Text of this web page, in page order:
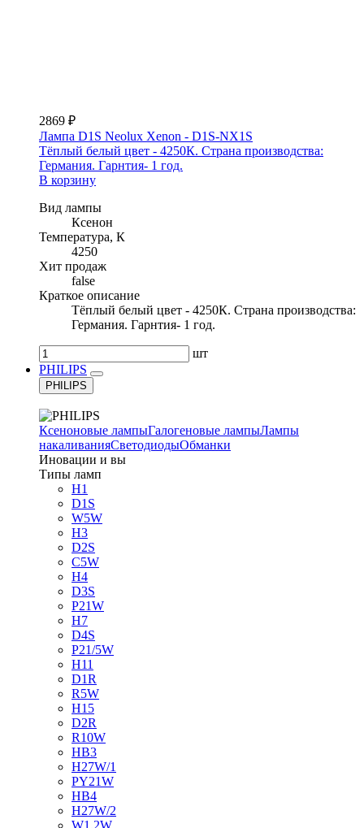
2869 ₽
Лампа D1S Neolux Xenon - D1S-NX1S
Тёплый белый цвет - 4250К. Страна производства:
Германия. Гарнтия- 1 год.
В корзину
Вид лампы
Ксенон
Температура, К
4250
Хит продаж
false
Краткое описание
Тёплый белый цвет - 4250К. Страна производства:
Германия. Гарнтия- 1 год.
шт
PHILIPS
PHILIPS
Ксеноновые лампыГалогеновые лампыЛампы
накаливанияСветодиодыОбманки
Иновации и вы
Типы ламп
H1
D1S
W5W
H3
D2S
C5W
H4
D3S
P21W
H7
D4S
P21/5W
H11
D1R
R5W
H15
D2R
R10W
HB3
H27W/1
PY21W
HB4
H27W/2
W1.2W